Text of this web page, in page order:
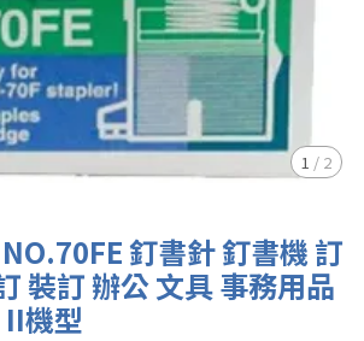
1 / 2
釘書針 釘書機 訂
裝訂 辦公 文具 事務用品
機型